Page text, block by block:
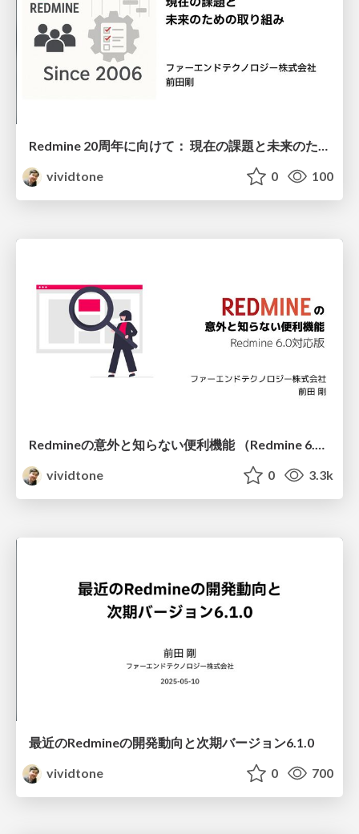
Redmine 20周年に向けて： 現在の課題と未来のための取り組み
vividtone
0 100
vividtone
0 3.3k
最近のRedmineの開発動向と次期バージョン6.1.0
vividtone
0 700